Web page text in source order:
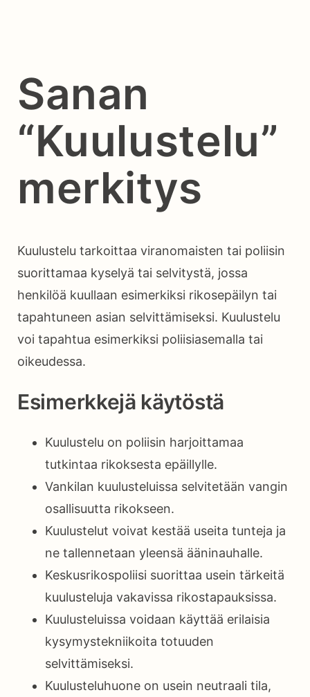
Sanan
“Kuulustelu”
merkitys
Kuulustelu tarkoittaa viranomaisten tai poliisin
suorittamaa kyselyä tai selvitystä, jossa
henkilöä kuullaan esimerkiksi rikosepäilyn tai
tapahtuneen asian selvittämiseksi. Kuulustelu
voi tapahtua esimerkiksi poliisiasemalla tai
oikeudessa.
Esimerkkejä käytöstä
Kuulustelu on poliisin harjoittamaa
tutkintaa rikoksesta epäillylle.
Vankilan kuulusteluissa selvitetään vangin
osallisuutta rikokseen.
Kuulustelut voivat kestää useita tunteja ja
ne tallennetaan yleensä ääninauhalle.
Keskusrikospoliisi suorittaa usein tärkeitä
kuulusteluja vakavissa rikostapauksissa.
Kuulusteluissa voidaan käyttää erilaisia
kysymystekniikoita totuuden
selvittämiseksi.
Kuulusteluhuone on usein neutraali tila,